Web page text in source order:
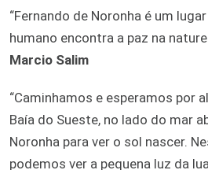
“Fernando de Noronha é um
humano encontra a paz na
Marcio Salim
“Caminhamos e esperamos por
Baía do Sueste, no lado do mar
Noronha para ver o sol nascer.
podemos ver a pequena luz da